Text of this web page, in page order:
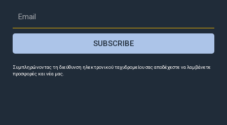
SUBSCRIBE
Συμπληρώνοντας τη διεύθυνση ηλεκτρονικού ταχυδρομείου σας αποδέχεστε να λαμβάνετε
προσφορές και νέα μας.